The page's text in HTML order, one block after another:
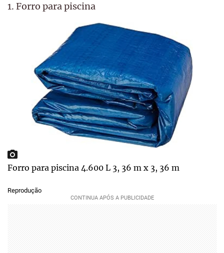
1. Forro para piscina
Forro para piscina 4.600 L 3, 36 m x 3, 36 m
Reprodução